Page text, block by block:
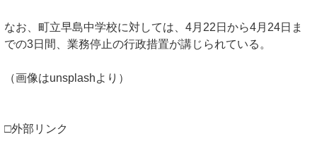
なお、町立早島中学校に対しては、4月22日から4月24日ま
での3日間、業務停止の行政措置が講じられている。
（画像はunsplashより）
□外部リンク